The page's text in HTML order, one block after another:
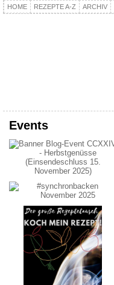
HOME REZEPTE A-Z ARCHIV
Events